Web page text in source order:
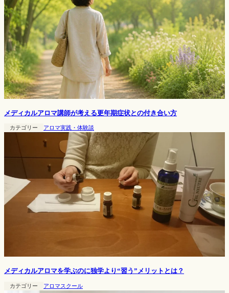
メディカルアロマ講師が考える更年期症状との付き合い方
カテゴリー アロマ実践・体験談
メディカルアロマを学ぶのに独学より“習う”メリットとは？
カテゴリー アロマスクール